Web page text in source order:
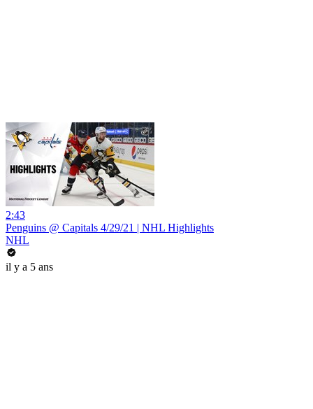
2:43
Penguins @ Capitals 4/29/21 | NHL Highlights
NHL
il y a 5 ans